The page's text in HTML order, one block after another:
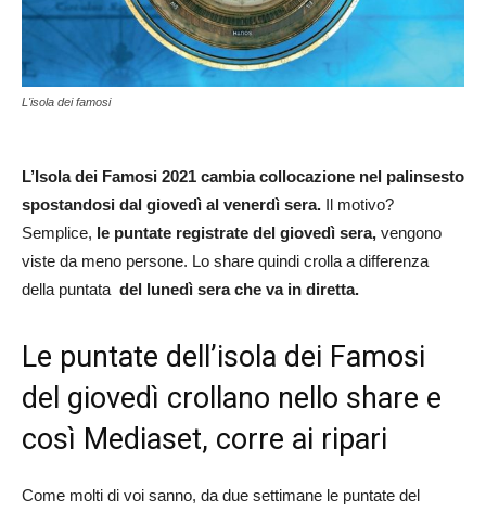
L'isola dei famosi
L’Isola dei Famosi 2021 cambia collocazione nel palinsesto
spostandosi dal giovedì al venerdì sera. Il motivo?
Semplice, le puntate registrate del giovedì sera, vengono
viste da meno persone. Lo share quindi crolla a differenza
della puntata del lunedì sera che va in diretta.
Le puntate dell’isola dei Famosi
del giovedì crollano nello share e
così Mediaset, corre ai ripari
Come molti di voi sanno, da due settimane le puntate del